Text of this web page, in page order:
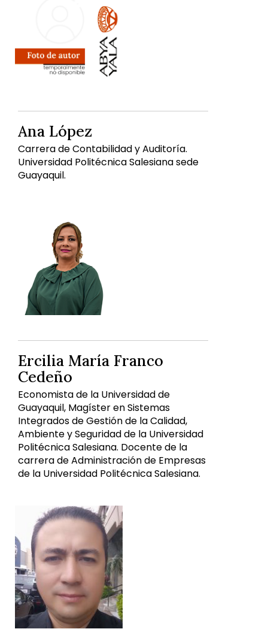
Ana López
Carrera de Contabilidad y Auditoría.
Universidad Politécnica Salesiana sede
Guayaquil.
Ercilia María Franco
Cedeño
Economista de la Universidad de
Guayaquil, Magíster en Sistemas
Integrados de Gestión de la Calidad,
Ambiente y Seguridad de la Universidad
Politécnica Salesiana. Docente de la
carrera de Administración de Empresas
de la Universidad Politécnica Salesiana.